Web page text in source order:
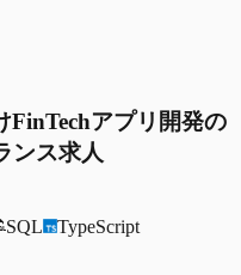
FinTechアプリ開発の
ンス求人
SQL TypeScript